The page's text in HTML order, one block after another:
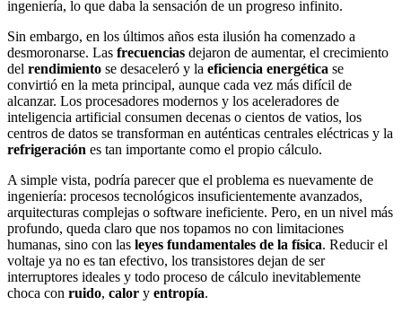
ingeniería, lo que daba la sensación de un progreso infinito.
Sin embargo, en los últimos años esta ilusión ha comenzado a
desmoronarse. Las frecuencias dejaron de aumentar, el crecimiento
del rendimiento se desaceleró y la eficiencia energética se
convirtió en la meta principal, aunque cada vez más difícil de
alcanzar. Los procesadores modernos y los aceleradores de
inteligencia artificial consumen decenas o cientos de vatios, los
centros de datos se transforman en auténticas centrales eléctricas y la
refrigeración es tan importante como el propio cálculo.
A simple vista, podría parecer que el problema es nuevamente de
ingeniería: procesos tecnológicos insuficientemente avanzados,
arquitecturas complejas o software ineficiente. Pero, en un nivel más
profundo, queda claro que nos topamos no con limitaciones
humanas, sino con las leyes fundamentales de la física. Reducir el
voltaje ya no es tan efectivo, los transistores dejan de ser
interruptores ideales y todo proceso de cálculo inevitablemente
choca con ruido, calor y entropía.